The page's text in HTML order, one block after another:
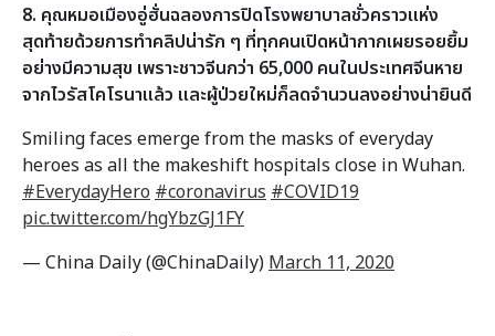
8. คุณหมอเมืองอู่ฮั่นฉลองการปิดโรงพยาบาลชั่วคราวแห่ง
สุดท้ายด้วยการทำคลิปน่ารัก ๆ ที่ทุกคนเปิดหน้ากากเผยรอยยิ้ม
อย่างมีความสุข เพราะชาวจีนกว่า 65,000 คนในประเทศจีนหาย
จากไวรัสโคโรนาแล้ว และผู้ป่วยใหม่ก็ลดจำนวนลงอย่างน่ายินดี
Smiling faces emerge from the masks of everyday
heroes as all the makeshift hospitals close in Wuhan.
#EverydayHero #coronavirus #COVID19
pic.twitter.com/hgYbzGJ1FY
— China Daily (@ChinaDaily) March 11, 2020